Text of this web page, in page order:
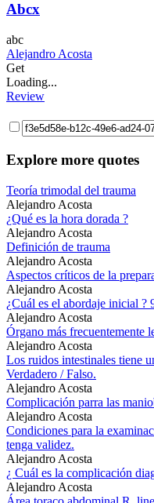
Abcx
abc
Alejandro Acosta
Get
Loading...
Review
Explore more quotes
Teoría trimodal del trauma
Alejandro Acosta
¿Qué es la hora dorada ?
Alejandro Acosta
Definición de trauma
Alejandro Acosta
Aspectos críticos de la
Alejandro Acosta
¿Cuál es el abordaje inicial ?
Alejandro Acosta
Órgano más frecuentemente
Alejandro Acosta
Los ruidos intestinales tiene
Verdadero / Falso.
Alejandro Acosta
Complicación parra las
Alejandro Acosta
Condiciones para la
tenga validez.
Alejandro Acosta
¿ Cuál es la complicación
Alejandro Acosta